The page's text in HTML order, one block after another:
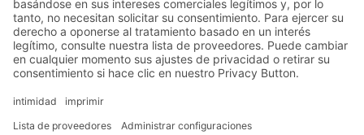
Soluciones
Soluciones intralogísticas